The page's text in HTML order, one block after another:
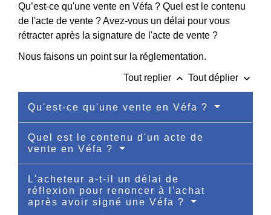
Qu’est-ce qu'une vente en Véfa ? Quel est le contenu
de l'acte de vente ? Avez-vous un délai pour vous
rétracter après la signature de l'acte de vente ?
Nous faisons un point sur la réglementation.
Tout replier keyboard_arrow_up Tout déplier keyboard_arrow_down
Qu'est-ce qu'une vente en Véfa ?
Quel est le contenu d'un acte de
vente en Véfa ?
L'acheteur a-t-il un délai de
réflexion pour renoncer à l'achat
après avoir signé une Véfa ?